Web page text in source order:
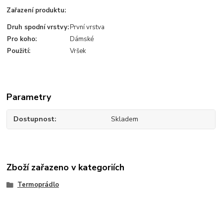
Zařazení produktu:
Druh spodní vrstvy:První vrstva
Pro koho:
Dámské
Použití:
Vršek
Parametry
Dostupnost Skladem
Zboží zařazeno v kategoriích
Termoprádlo